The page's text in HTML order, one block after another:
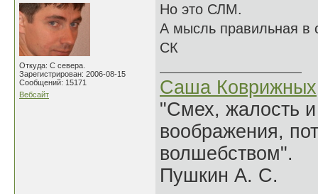
Откуда: С севера.
Зарегистрирован: 2006-08-15
Сообщений: 15171
Вебсайт
Но это СЛМ.
А мысль правильная в
СК
Саша Коврижных
"Смех, жалость
воображения,
волшебством".
Пушкин А. С.